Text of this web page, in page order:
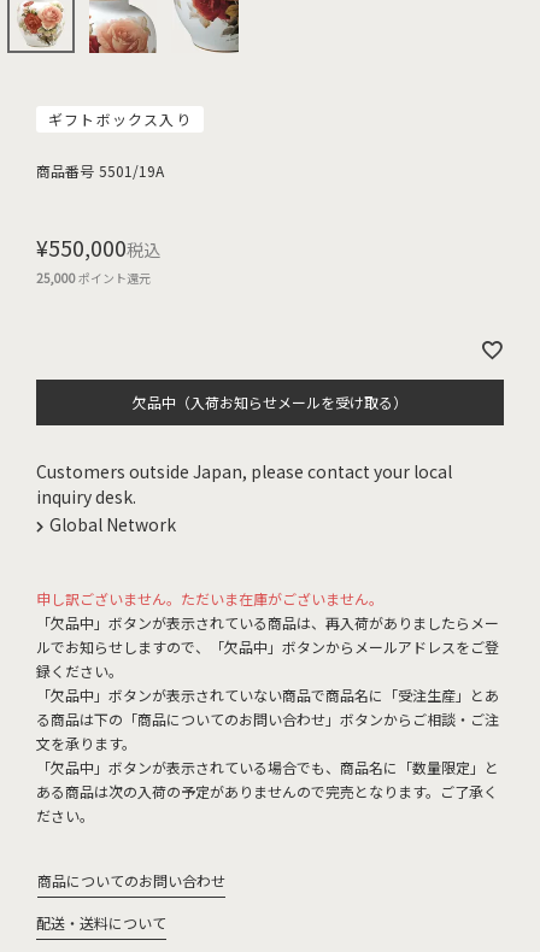
ギフトボックス入り
商品番号 5501/19A
¥550,000税込
25,000ポイント還元
欠品中（入荷お知らせメールを受け取る）
Customers outside Japan, please contact your local
inquiry desk.
Global Network
申し訳ございません。ただいま在庫がございません。
「欠品中」ボタンが表示されている商品は、再入荷がありましたらメー
ルでお知らせしますので、「欠品中」ボタンからメールアドレスをご登
録ください。
「欠品中」ボタンが表示されていない商品で商品名に「受注生産」とあ
る商品は下の「商品についてのお問い合わせ」ボタンからご相談・ご注
文を承ります。
「欠品中」ボタンが表示されている場合でも、商品名に「数量限定」と
ある商品は次の入荷の予定がありませんので完売となります。ご了承く
ださい。
商品についてのお問い合わせ
配送・送料について